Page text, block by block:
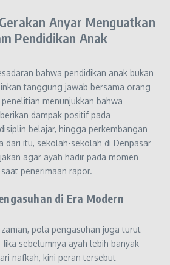
Anyar Menguatkan
Pendidikan Anak
bahwa pendidikan anak bukan
tanggung jawab bersama orang
menunjukkan bahwa
dampak positif pada
belajar, hingga perkembangan
dari itu, sekolah-sekolah di Denpasar
agar ayah hadir pada momen
penerimaan rapor.
di Era Modern
pola pengasuhan juga turut
sebelumnya ayah lebih banyak
nafkah, kini peran tersebut